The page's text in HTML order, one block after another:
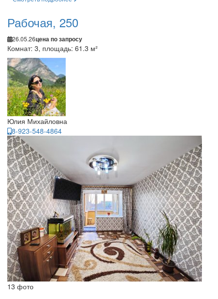
Рабочая, 250
26.05.26цена по запросу
Комнат: 3, площадь: 61.3 м²
Юлия Михайловна
8-923-548-4864
13 фото